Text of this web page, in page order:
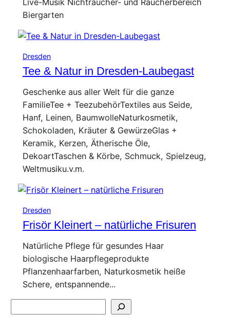
Live-Musik Nichtraucher- und Raucherbereich
Biergarten
Dresden
Tee & Natur in Dresden-Laubegast
Geschenke aus aller Welt für die ganze
FamilieTee + TeezubehörTextiles aus Seide,
Hanf, Leinen, BaumwolleNaturkosmetik,
Schokoladen, Kräuter & GewürzeGlas +
Keramik, Kerzen, Ätherische Öle,
DekoartTaschen & Körbe, Schmuck, Spielzeug,
Weltmusiku.v.m.
Dresden
Frisör Kleinert – natürliche Frisuren
Natürliche Pflege für gesundes Haar
biologische Haarpflegeprodukte
Pflanzenhaarfarben, Naturkosmetik heiße
Schere, entspannende...